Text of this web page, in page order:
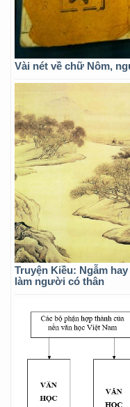
Vài nét về chữ Nôm,
Truyện Kiều: Ngẫm
làm người có thân